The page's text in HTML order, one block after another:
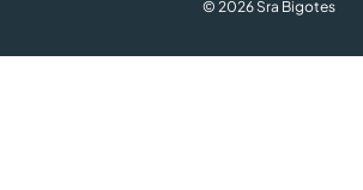
© 2026 Sra Bigotes